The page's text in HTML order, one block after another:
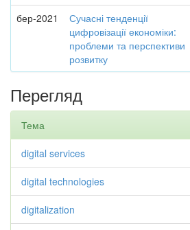
бер-2021
Сучасні тенденції
цифровізації економіки:
проблеми та перспективи
розвитку
Перегляд
Тема
digital services
digital technologies
digitalization